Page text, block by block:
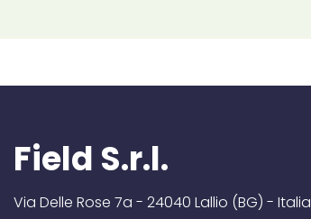
Field S.r.l.
Via Delle Rose 7a - 24040 Lallio (BG) - Italia